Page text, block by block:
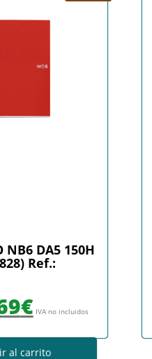
NB6 DA5 150H
Ref.:
€ IVA no incluidos
al carrito